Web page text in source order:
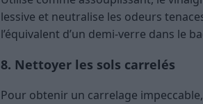
lessive et neutralise les odeurs
l’équivalent d’un demi-verre dans le
8. Nettoyer les sols carrelés
Pour obtenir un carrelage